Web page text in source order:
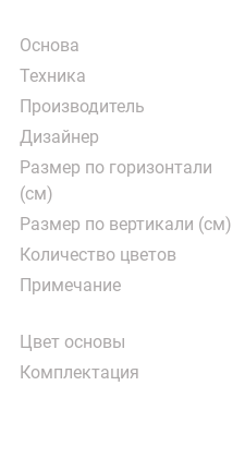
Основа
Техника
Производитель
Дизайнер
Размер по горизонтали
(см)
Размер по вертикали (см)
Количество цветов
Примечание
Цвет основы
Комплектация